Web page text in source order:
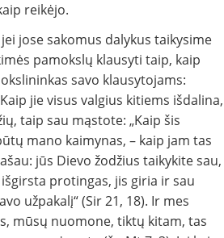
reikėjo.
jose sakomus dalykus taikysime
pamokslų klausyti taip, kaip
savo klausytojams:
jie visus valgius kitiems išdalina,
taip sau mąstote: „Kaip šis
mano kaimynas, – kaip jam tas
jūs Dievo žo­džius taikykite sau,
protingas, jis giria ir sau
užpakalį“ (Sir 21, 18). Ir mes
mūsų nuomone, tiktų kitam, tas